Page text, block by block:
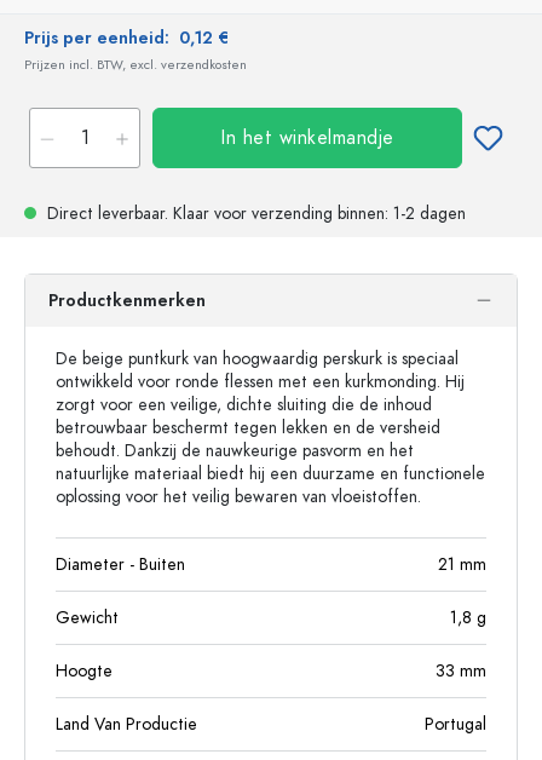
Prijs per eenheid: 0,12 €
Prijzen incl. BTW, excl. verzendkosten
In het winkelmandje
Direct leverbaar. Klaar voor verzending binnen: 1-2 dagen
Productkenmerken
De beige puntkurk van hoogwaardig perskurk is speciaal
ontwikkeld voor ronde flessen met een kurkmonding. Hij
zorgt voor een veilige, dichte sluiting die de inhoud
betrouwbaar beschermt tegen lekken en de versheid
behoudt. Dankzij de nauwkeurige pasvorm en het
natuurlijke materiaal biedt hij een duurzame en functionele
oplossing voor het veilig bewaren van vloeistoffen.
Diameter - Buiten 21 mm
Gewicht 1,8 g
Hoogte 33 mm
Land Van Productie Portugal